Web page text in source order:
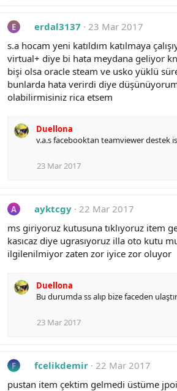
E erdal3137
23 Mar 2017
s.a hocam yeni katıldım katılmaya
virtual+ diye bi hata meydana geliyor
bişi olsa oracle steam ve usko yüklü
bunlarda hata verirdi diye düşünüyorum
olabilirmisiniz rica etsem
Duellona
v.a.s facebooktan teamviewer destek
23 Mar 2017
A ayktcgy
22 Mar 2017
ms giriyoruz kutusuna tıklıyoruz item
kasıcaz diye ugrasıyoruz illa oto kutu
ilgilenilmiyor zaten zor iyice zor oluyor
Duellona
Bu durumda ss alıp bize faceden
23 Mar 2017
F fcelikdemir
22 Mar 2017
pustan item çektim gelmedi üstüme